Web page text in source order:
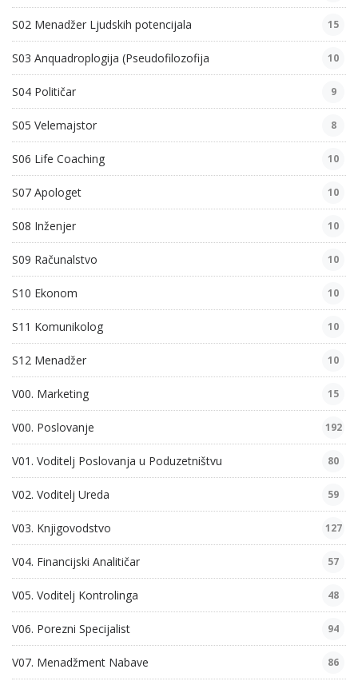
S02 Menadžer Ljudskih potencijala 15
S03 Anquadroplogija (Pseudofilozofija 10
S04 Političar 9
S05 Velemajstor 8
S06 Life Coaching 10
S07 Apologet 10
S08 Inženjer 10
S09 Računalstvo 10
S10 Ekonom 10
S11 Komunikolog 10
S12 Menadžer 10
V00. Marketing 15
V00. Poslovanje 192
V01. Voditelj Poslovanja u Poduzetništvu 80
V02. Voditelj Ureda 59
V03. Knjigovodstvo 127
V04. Financijski Analitičar 57
V05. Voditelj Kontrolinga 48
V06. Porezni Specijalist 94
V07. Menadžment Nabave 86